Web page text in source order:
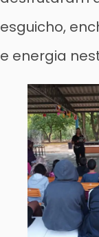
esguicho,
e energia